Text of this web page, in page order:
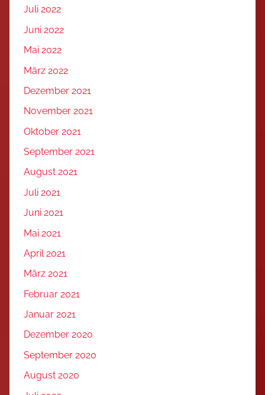
Juli 2022
Juni 2022
Mai 2022
März 2022
Dezember 2021
November 2021
Oktober 2021
September 2021
August 2021
Juli 2021
Juni 2021
Mai 2021
April 2021
März 2021
Februar 2021
Januar 2021
Dezember 2020
September 2020
August 2020